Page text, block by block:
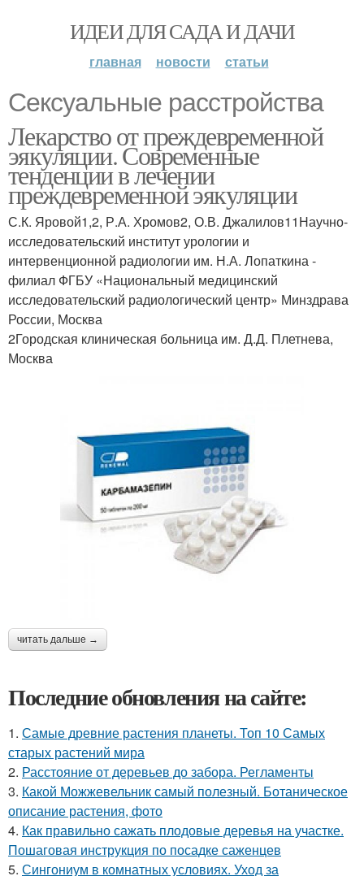
ИДЕИ ДЛЯ САДА И ДАЧИ
главная новости статьи
Сексуальные расстройства
Лекарство от преждевременной
эякуляции. Современные
тенденции в лечении
преждевременной эякуляции
С.К. Яровой1,2, Р.А. Хромов2, О.В. Джалилов11Научно-
исследовательский институт урологии и
интервенционной радиологии им. Н.А. Лопаткина -
филиал ФГБУ «Национальный медицинский
исследовательский радиологический центр» Минздрава
России, Москва
2Городская клиническая больница им. Д.Д. Плетнева,
Москва
читать дальше →
Последние обновления на сайте:
1. Самые древние растения планеты. Топ 10 Самых
старых растений мира
2. Расстояние от деревьев до забора. Регламенты
3. Какой Можжевельник самый полезный. Ботаническое
описание растения, фото
4. Как правильно сажать плодовые деревья на участке.
Пошаговая инструкция по посадке саженцев
5. Сингониум в комнатных условиях. Уход за